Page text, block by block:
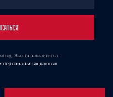
Вы соглашаетесь с
персональных данных